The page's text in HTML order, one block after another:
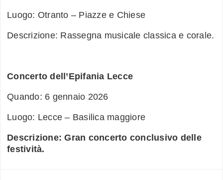
Luogo: Otranto – Piazze e Chiese
Descrizione: Rassegna musicale classica e corale.
Concerto dell’Epifania Lecce
Quando: 6 gennaio 2026
Luogo: Lecce – Basilica maggiore
Descrizione: Gran concerto conclusivo delle
festività.